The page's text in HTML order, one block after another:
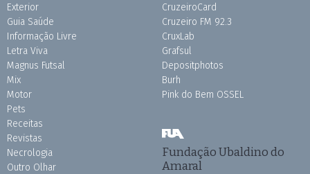
Exterior
Guia Saúde
Informação Livre
Letra Viva
Magnus Futsal
Mix
Motor
Pets
Receitas
Revistas
Necrologia
Outro Olhar
CruzeiroCard
Cruzeiro FM 92.3
CruxLab
Grafsul
Depositphotos
Burh
Pink do Bem OSSEL
Fundação Ubaldino do
Amaral